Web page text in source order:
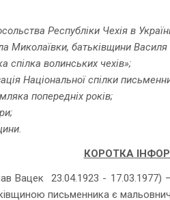
Республіки Чехія в
Миколаївки, батьківщини
спілка волинських чехів»;
Національної спілки
попередніх років;
КОРОТКА
Вацек 23.04.1923 - 17.03.1977) —
письменника є